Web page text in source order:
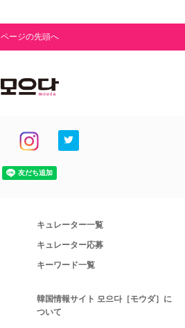
ページの先頭へ
キュレーター一覧
キュレーター応募
キーワード一覧
韓国情報サイト 모으다［モウダ］に
ついて